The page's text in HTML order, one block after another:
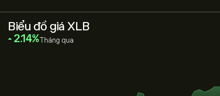
Biểu đồ giá XLB
‎2.14‎ Tháng qua